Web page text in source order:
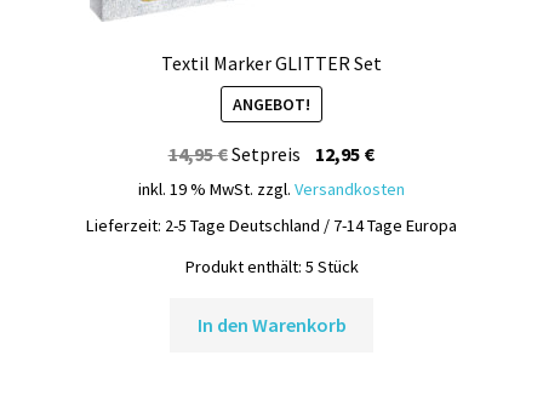
Widerrufsbelehrung / Muster-Widerrufsformular
Zahlungsbedingungen
Textil Marker GLITTER Set
ANGEBOT!
14,95€Ursprünglicher
Preis
Setpreis 12,95 €Aktueller
Preis
12,95 €.
inkl. 19 % MwSt. zzgl. Versandkosten
Lieferzeit: 2-5 Tage Deutschland / 7-14 Tage Europa
Produkt enthält: 5 Stück
In den Warenkorb